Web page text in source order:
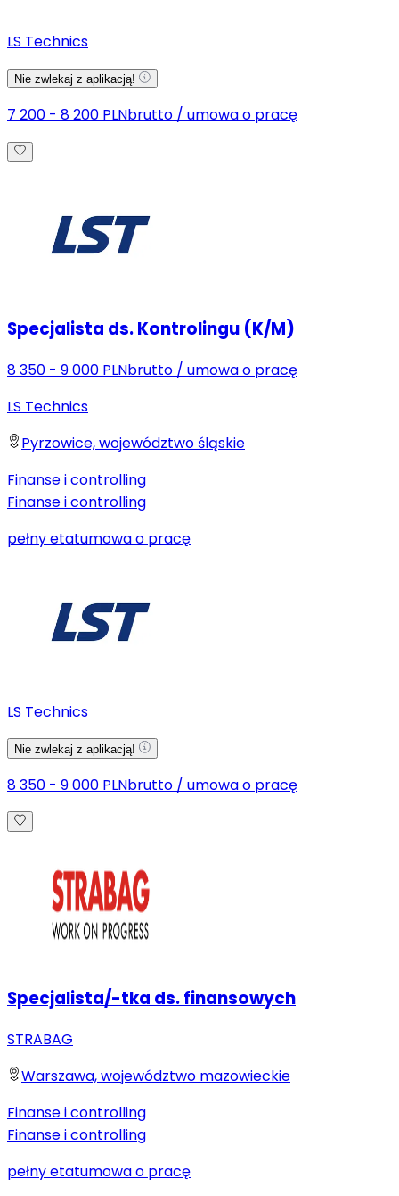
LS Technics
Nie zwlekaj z aplikacją!
7 200 - 8 200 PLNbrutto / umowa o pracę
Specjalista ds. Kontrolingu (K/M)
8 350 - 9 000 PLNbrutto / umowa o pracę
LS Technics
Pyrzowice, województwo śląskie
Finanse i controlling
Finanse i controlling
pełny etatumowa o pracę
LS Technics
Nie zwlekaj z aplikacją!
8 350 - 9 000 PLNbrutto / umowa o pracę
Specjalista/-tka ds. finansowych
STRABAG
Warszawa, województwo mazowieckie
Finanse i controlling
Finanse i controlling
pełny etatumowa o pracę